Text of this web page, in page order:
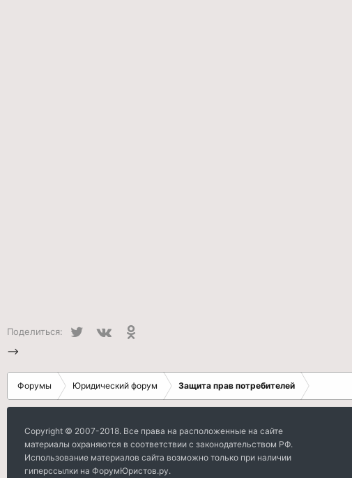
Поделиться: Twitter
-->
Форумы Юридический форум Защита прав потребителей
Copyright © 2007-2018. Все права на расположенные на сайте
материалы охраняются в соответствии с законодательством РФ.
Использование материалов сайта возможно только при наличии
гиперссылки на ФорумЮристов.ру.